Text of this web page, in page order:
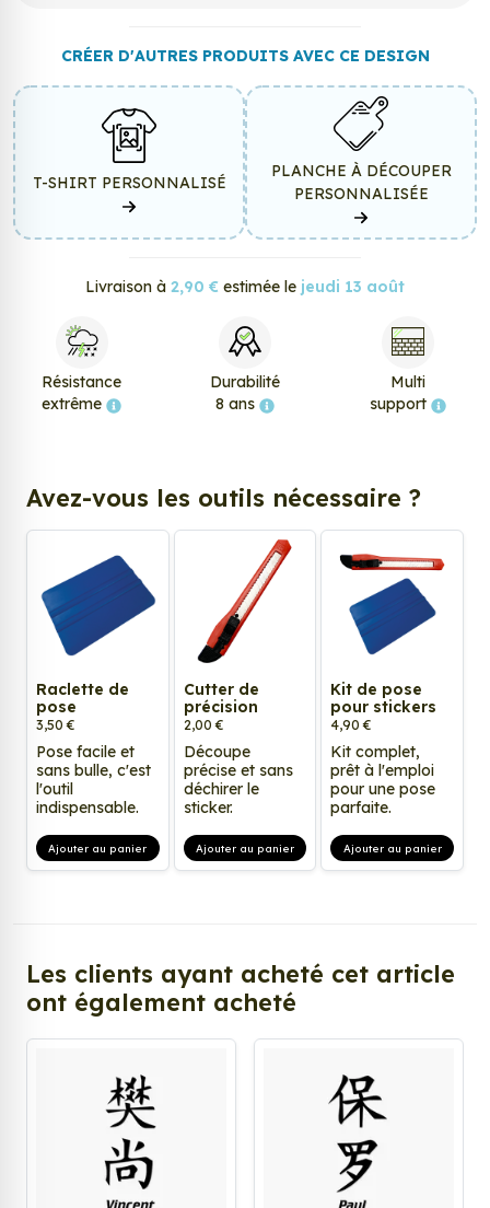
CRÉER D'AUTRES PRODUITS AVEC CE DESIGN
T-SHIRT PERSONNALISÉ
PLANCHE À DÉCOUPER
PERSONNALISÉE
Livraison à 2,90 € estimée le jeudi 13 août
Résistance
extrême
Durabilité
8 ans
Multi
support
Avez-vous les outils nécessaire ?
Raclette de
pose
3,50 €
Pose facile et
sans bulle, c'est
l'outil
indispensable.
Ajouter au panier
Cutter de
précision
2,00 €
Découpe
précise et sans
déchirer le
sticker.
Ajouter au panier
Kit de pose
pour stickers
4,90 €
Kit complet,
prêt à l'emploi
pour une pose
parfaite.
Ajouter au panier
Les clients ayant acheté cet article
ont également acheté